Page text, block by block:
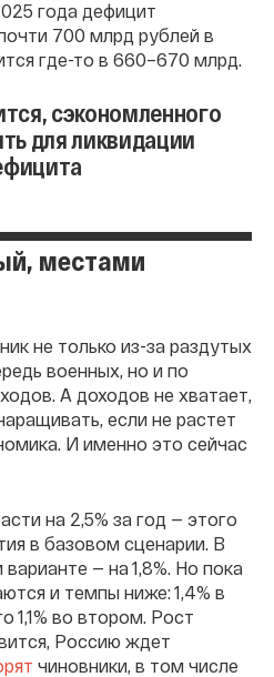
года дефицит
700 млрд рублей в
где-то в 660–670 млрд.
сэкономленного
для ликвидации
местами
не только из-за раздутых
военных, но и по
А доходов не хватает,
если не растет
И именно это сейчас
на 2,5% за год — этого
в базовом сценарии. В
— на 1,8%. Но пока
и темпы ниже: 1,4% в
1,1% во втором. Рост
Россию ждет
чиновники, в том числе